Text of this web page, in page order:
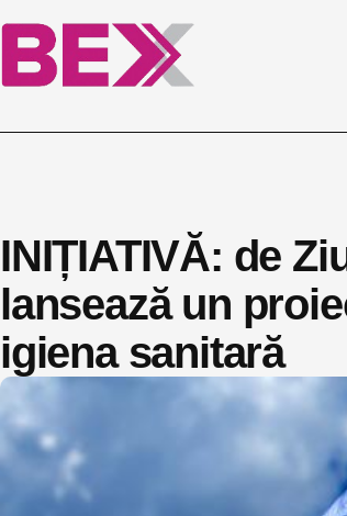
INIȚIATIVĂ: de
lansează un
igiena sanitară